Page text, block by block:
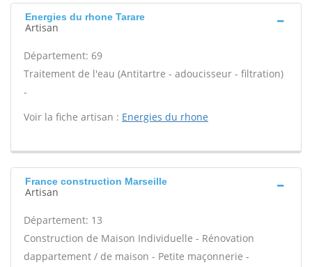
Energies du rhone Tarare
Artisan
Département: 69
Traitement de l'eau (Antitartre - adoucisseur - filtration)
-
Voir la fiche artisan : Energies du rhone
France construction Marseille
Artisan
Département: 13
Construction de Maison Individuelle - Rénovation
dappartement / de maison - Petite maçonnerie -